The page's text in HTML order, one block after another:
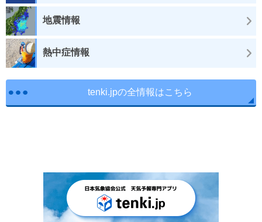
地震情報
熱中症情報
tenki.jpの全情報はこちら